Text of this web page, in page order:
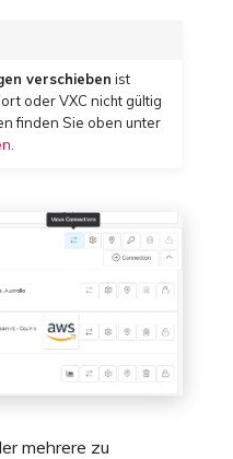
verschieben ist
oder VXC nicht gültig
finden Sie oben unter
mehrere zu